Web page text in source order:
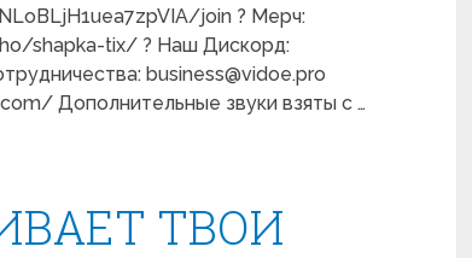
join ? Мерч:
shapka-tix/ ? Наш Дискорд:
business@vidoe.pro
Дополнительные звуки взяты с …
ТВОИ